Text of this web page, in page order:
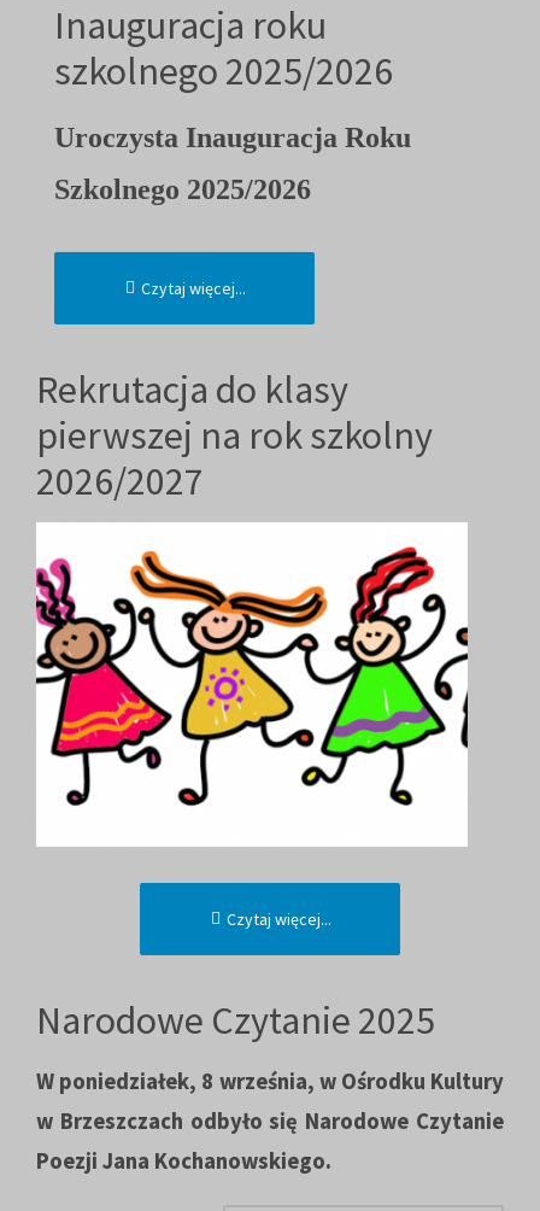
Inauguracja roku
szkolnego 2025/2026
Uroczysta Inauguracja Roku
Szkolnego 2025/2026
Czytaj więcej...
Rekrutacja do klasy
pierwszej na rok szkolny
2026/2027
Czytaj więcej...
Narodowe Czytanie 2025
W poniedziałek, 8 września, w Ośrodku Kultury
w Brzeszczach odbyło się Narodowe Czytanie
Poezji Jana Kochanowskiego.